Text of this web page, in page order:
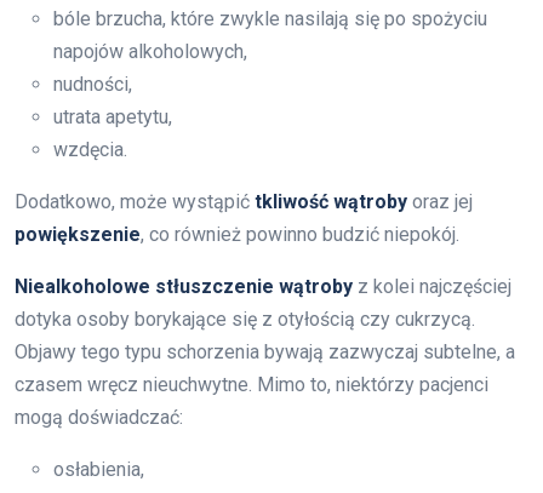
bóle brzucha, które zwykle nasilają się po spożyciu
napojów alkoholowych,
nudności,
utrata apetytu,
wzdęcia.
Dodatkowo, może wystąpić tkliwość wątroby oraz jej
powiększenie, co również powinno budzić niepokój.
Niealkoholowe stłuszczenie wątroby z kolei najczęściej
dotyka osoby borykające się z otyłością czy cukrzycą.
Objawy tego typu schorzenia bywają zazwyczaj subtelne, a
czasem wręcz nieuchwytne. Mimo to, niektórzy pacjenci
mogą doświadczać:
osłabienia,